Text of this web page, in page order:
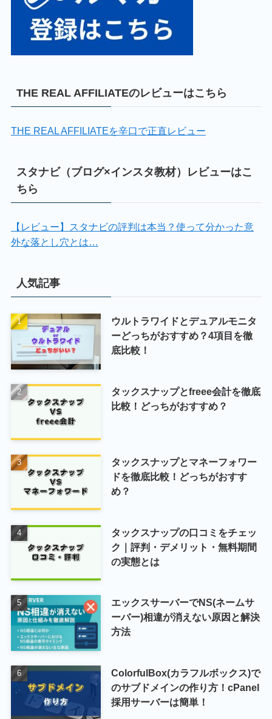
THE REAL AFFILIATEのレビューはこちら
THE REAL AFFILIATEを辛口で正直レビュー
スタナビ（ブログ×インスタ教材）レビューはこ
ちら
【レビュー】スタナビの評判は本当？使って分かった意
外な落とし穴とは…
人気記事
ウルトラワイドとデュアルモニタ
ーどっちがおすすめ？4項目を徹
底比較！
タックスナップとfreee会計を徹底
比較！どっちがおすすめ？
タックスナップとマネーフォワー
ドを徹底比較！どっちがおすす
め？
タックスナップの口コミをチェッ
ク｜評判・デメリット・無料期間
の実態とは
エックスサーバーでNS(ネームサ
ーバー)相違が消えない原因と解決
方法
ColorfulBox(カラフルボックス)で
のサブドメインの作り方！cPanel
採用サーバーは簡単！